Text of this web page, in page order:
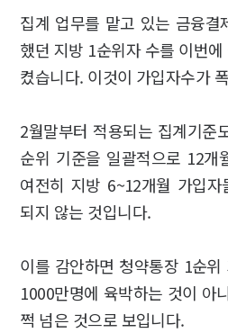
집계 업무를 맡고 있는 금융결
했던 지방 1순위자 수를 이번
켰습니다. 이것이 가입자수가
2월말부터 적용되는 집계기준
순위 기준을 일괄적으로 12개
여전히 지방 6~12개월 가입
되지 않는 것입니다.
이를 감안하면 청약통장 1순
1000만명에 육박하는 것이 아
쩍 넘은 것으로 보입니다.